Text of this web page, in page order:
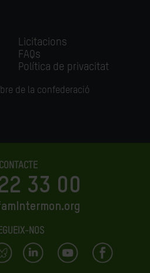
Licitacions
FAQs
Política de privacitat
de la confederació
CONTACTE
33 00
NOS